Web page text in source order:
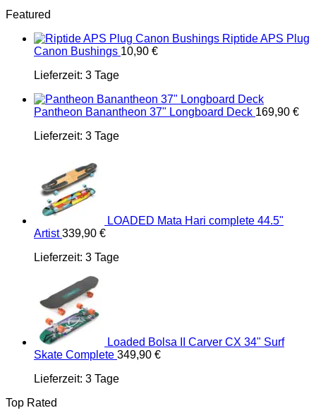
Featured
Riptide APS Plug
Canon Bushings 10,90 €
Lieferzeit: 3 Tage
Pantheon Banantheon 37" Longboard Deck 169,90 €
Lieferzeit: 3 Tage
LOADED Mata Hari complete 44.5"
Artist 339,90 €
Lieferzeit: 3 Tage
Loaded Bolsa II Carver CX 34" Surf
Skate Complete 349,90 €
Lieferzeit: 3 Tage
Top Rated